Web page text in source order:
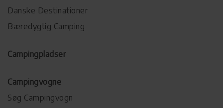
Danske Destinationer
Bæredygtig Camping
Campingpladser
Campingvogne
Søg Campingvogn